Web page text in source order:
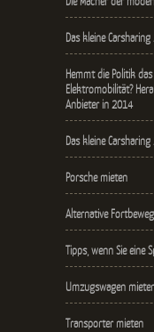
Das kleine
Hemmt die Politik
Elektromobilität?
Anbieter in 2014
Das kleine
Porsche mieten
Alternative
Tipps, wenn Sie eine
Umzugswagen
Transporter mieten